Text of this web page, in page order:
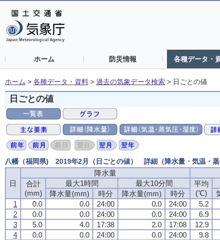
ホーム 防災情報 各種データ・
ホーム > 各種データ・資料 > 過去の気象データ検索 > 日ごとの値
日ごとの値
八幡（福岡県) 2019年2月（日ごとの値） 詳細（降水量・気温・
日
降水量
合計
(mm)
最大1時間 最大10分間
平均
(℃)
降水量(mm) 時分 降水量(mm) 時分
1
0.0 0.0 24:00 0.0 24:00
5.2
2
0.0 0.0 24:00 0.0 24:00
6.9
3
5.0 4.0 17:38 2.0 17:08
12.9
4
0.0 0.0 24:00 0.0 24:00
9.8
日
降水量
合計
(mm)
最大1時間 最大10分間
平均
(℃)
降水量(mm) 時分 降水量(mm) 時分
1
0.0 0.0 24:00 0.0 24:00
5.2
2
0.0 0.0 24:00 0.0 24:00
6.9
3
5.0 4.0 17:38 2.0 17:08
12.9
4
0.0 0.0 24:00 0.0 24:00
9.8
日
降水量
合計
(mm)
最大1時間 最大10分間
平均
(℃)
降水量(mm) 時分 降水量(mm) 時分
1
0.0 0.0 24:00 0.0 24:00
5.2
2
0.0 0.0 24:00 0.0 24:00
6.9
3
5.0 4.0 17:38 2.0 17:08
12.9
4
0.0 0.0 24:00 0.0 24:00
9.8
日
降水量
合計
(mm)
最大1時間 最大10分間
平均
(℃)
降水量(mm) 時分 降水量(mm) 時分
1
0.0 0.0 24:00 0.0 24:00
5.2
2
0.0 0.0 24:00 0.0 24:00
6.9
3
5.0 4.0 17:38 2.0 17:08
12.9
4
0.0 0.0 24:00 0.0 24:00
9.8